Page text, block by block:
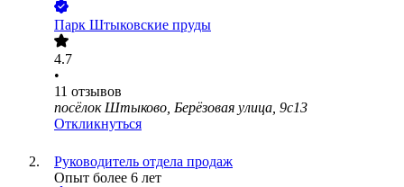
Парк Штыковские пруды
4.7
•
11 отзывов
посёлок Штыково, Берёзовая улица, 9с13
Откликнуться
Руководитель отдела продаж
Опыт более 6 лет